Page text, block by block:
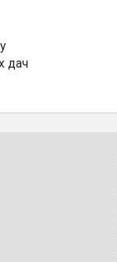
дач